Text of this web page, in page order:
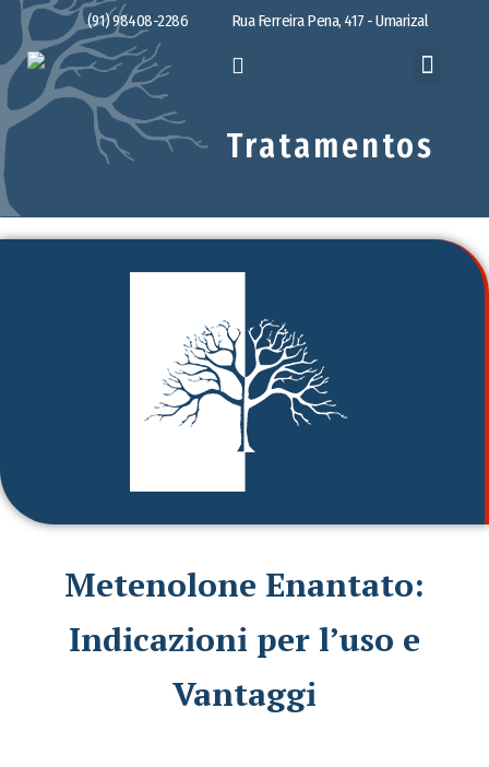
(91) 98408-2286 Rua Ferreira Pena, 417 - Umarizal
Tratamentos
Metenolone Enantato:
Indicazioni per l’uso e
Vantaggi